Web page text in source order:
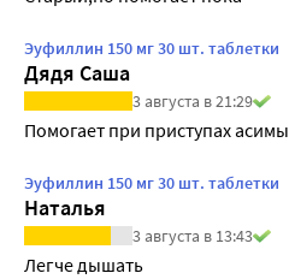
Эуфиллин 150 мг 30 шт. таблетки
Дядя Саша
3 августа в 21:29
Помогает при приступах асимы
Эуфиллин 150 мг 30 шт. таблетки
Наталья
3 августа в 13:43
Легче дышать